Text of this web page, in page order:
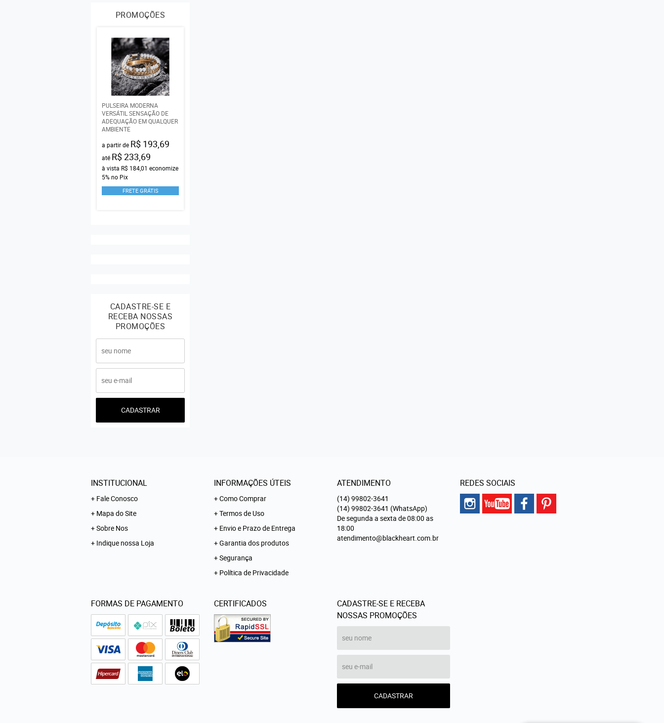
PROMOÇÕES
PULSEIRA MODERNA
VERSÁTIL SENSAÇÃO DE
ADEQUAÇÃO EM QUALQUER
AMBIENTE
a partir de R$ 193,69
até R$ 233,69
à vista R$ 184,01 economize
5% no Pix
FRETE GRÁTIS
CADASTRE-SE E
RECEBA NOSSAS
PROMOÇÕES
CADASTRAR
INSTITUCIONAL
Fale Conosco
Mapa do Site
Sobre Nos
Indique nossa Loja
INFORMAÇÕES ÚTEIS
Como Comprar
Termos de Uso
Envio e Prazo de Entrega
Garantia dos produtos
Segurança
Política de Privacidade
ATENDIMENTO
(14) 99802-3641
(14) 99802-3641 (WhatsApp)
De segunda a sexta de 08:00 as
18:00
atendimento@blackheart.com.br
REDES SOCIAIS
FORMAS DE PAGAMENTO CERTIFICADOS
CADASTRE-SE E RECEBA
NOSSAS PROMOÇÕES
CADASTRAR